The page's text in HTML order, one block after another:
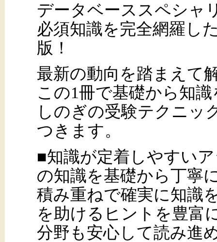
データベーススペシャ
必須知識を完全網羅し
版！
最新の動向を踏まえて
この1冊で基礎から知
しのぎの受験テクニッ
つきます。
■知識が定着しやすい
の知識を基礎から丁寧
積み重ねで確実に知識
を助けるヒントを豊富
分野も安心して読み進